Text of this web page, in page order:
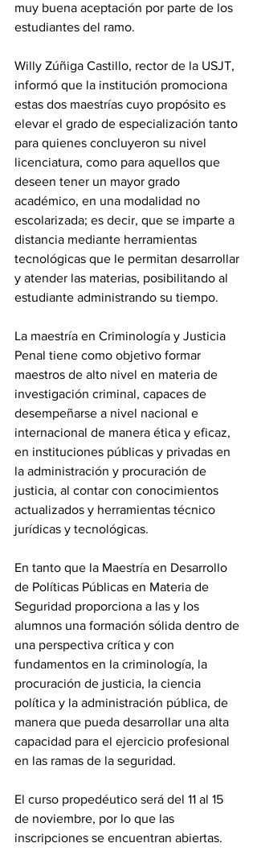
muy buena aceptación por parte de los
estudiantes del ramo.
Willy Zúñiga Castillo, rector de la USJT,
informó que la institución promociona
estas dos maestrías cuyo propósito es
elevar el grado de especialización tanto
para quienes concluyeron su nivel
licenciatura, como para aquellos que
deseen tener un mayor grado
académico, en una modalidad no
escolarizada; es decir, que se imparte a
distancia mediante herramientas
tecnológicas que le permitan desarrollar
y atender las materias, posibilitando al
estudiante administrando su tiempo.
La maestría en Criminología y Justicia
Penal tiene como objetivo formar
maestros de alto nivel en materia de
investigación criminal, capaces de
desempeñarse a nivel nacional e
internacional de manera ética y eficaz,
en instituciones públicas y privadas en
la administración y procuración de
justicia, al contar con conocimientos
actualizados y herramientas técnico
jurídicas y tecnológicas.
En tanto que la Maestría en Desarrollo
de Políticas Públicas en Materia de
Seguridad proporciona a las y los
alumnos una formación sólida dentro de
una perspectiva crítica y con
fundamentos en la criminología, la
procuración de justicia, la ciencia
política y la administración pública, de
manera que pueda desarrollar una alta
capacidad para el ejercicio profesional
en las ramas de la seguridad.
El curso propedéutico será del 11 al 15
de noviembre, por lo que las
inscripciones se encuentran abiertas.